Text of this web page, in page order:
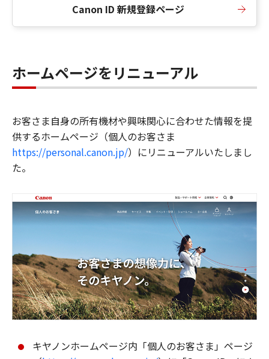
Canon ID 新規登録ページ
ホームページをリニューアル
お客さま自身の所有機材や興味関心に合わせた情報を提
供するホームページ（個人のお客さま
https://personal.canon.jp/）にリニューアルいたしまし
た。
キヤノンホームページ内「個人のお客さま」ページ